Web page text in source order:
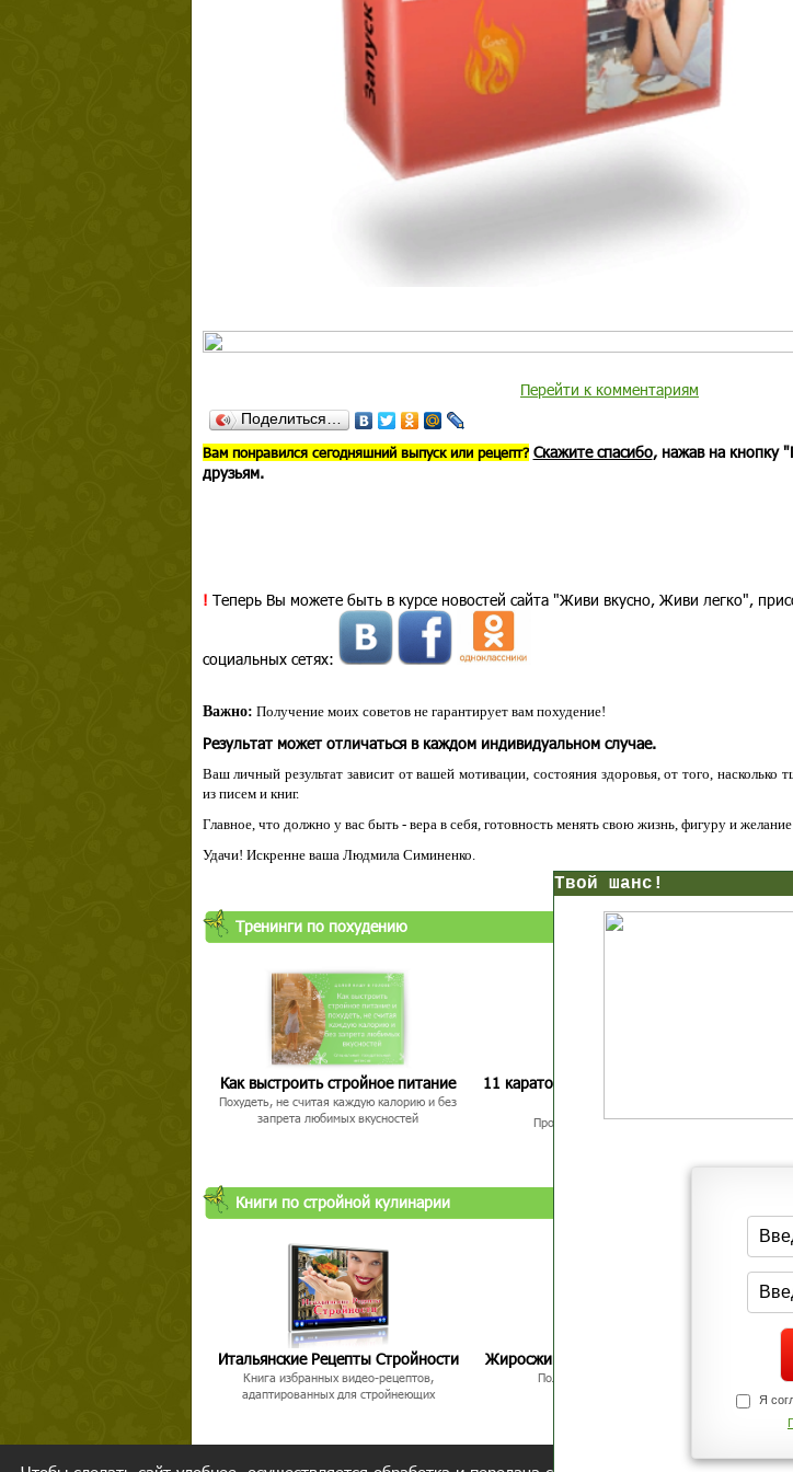
Перейти к комментариям
Поделиться…
Вам понравился сегодняшний выпуск или рецепт? Скажите спасибо, нажав на кнопку
друзьям.
! Теперь Вы можете быть в курсе новостей сайта "Живи вкусно, Живи легко",
социальных сетях:
Важно: Получение моих советов не гарантирует вам похудение!
Результат может отличаться в каждом индивидуальном случае.
Ваш личный результат зависит от вашей мотивации, состояния здоровья, от того, насколько
из писем и книг.
Главное, что должно у вас быть - вера в себя, готовность менять свою жизнь, фигуру и желание
Удачи! Искренне ваша Людмила Симиненко.
Тренинги по похудению
Как выстроить стройное питание
Похудеть, не считая каждую калорию и без
запрета любимых вкусностей
11 каратов стройности для занятых
Простая система похудения
Книги по стройной кулинарии
Итальянские Рецепты Стройности
Книга избранных видео-рецептов,
адаптированных для стройнеющих
Жиросжигающие меню стройности
Полное меню с рецептами
начни
Первый урок -
Политикой
Политикой